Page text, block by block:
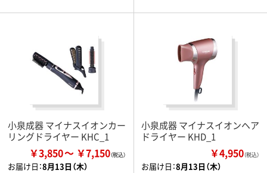
小泉成器 マイナスイオンカー
リングドライヤー KHC_1
￥3,850 ￥7,150
お届け日：8月13日（木）
小泉成器 マイナスイオンヘア
ドライヤー KHD_1
￥4,950（税込）
お届け日：8月13日（木）